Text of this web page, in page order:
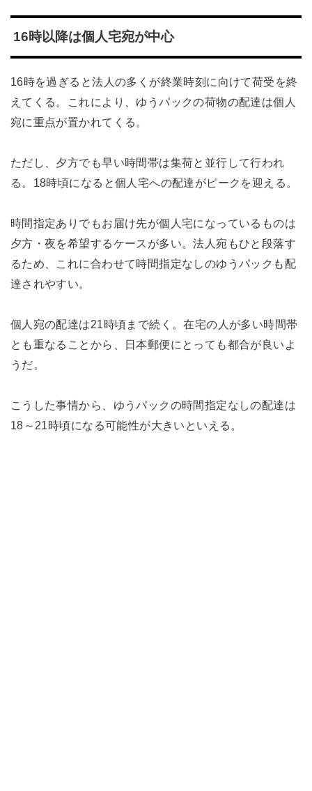
16時以降は個人宅宛が中心
16時を過ぎると法人の多くが終業時刻に向けて荷受を終
えてくる。これにより、ゆうパックの荷物の配達は個人
宛に重点が置かれてくる。
ただし、夕方でも早い時間帯は集荷と並行して行われ
る。18時頃になると個人宅への配達がピークを迎える。
時間指定ありでもお届け先が個人宅になっているものは
夕方・夜を希望するケースが多い。法人宛もひと段落す
るため、これに合わせて時間指定なしのゆうパックも配
達されやすい。
個人宛の配達は21時頃まで続く。在宅の人が多い時間帯
とも重なることから、日本郵便にとっても都合が良いよ
うだ。
こうした事情から、ゆうパックの時間指定なしの配達は
18～21時頃になる可能性が大きいといえる。